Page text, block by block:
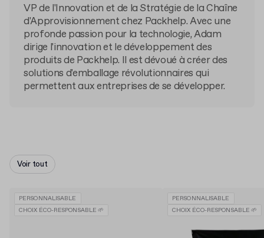
VP de l'Innovation et de la Stratégie de la Chaîne
d'Approvisionnement chez Packhelp. Avec une
profonde passion pour la technologie, Adam
dirige l'innovation et le développement des
produits de Packhelp. Il est dévoué à créer des
solutions d'emballage révolutionnaires qui
permettent aux entreprises de se développer.
Voir tout
PERSONNALISABLE
CHOIX ÉCO-RESPONSABLE 🌱
PERSONNALISABLE
CHOIX ÉCO-RESPONSABLE 🌱